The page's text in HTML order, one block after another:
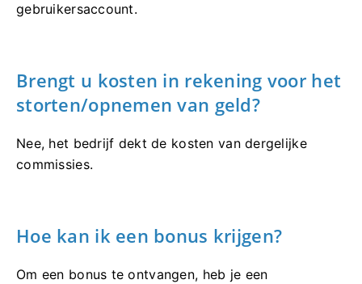
gebruikersaccount.
Brengt u kosten in rekening voor het
storten/opnemen van geld?
Nee, het bedrijf dekt de kosten van dergelijke
commissies.
Hoe kan ik een bonus krijgen?
Om een ​​bonus te ontvangen, heb je een